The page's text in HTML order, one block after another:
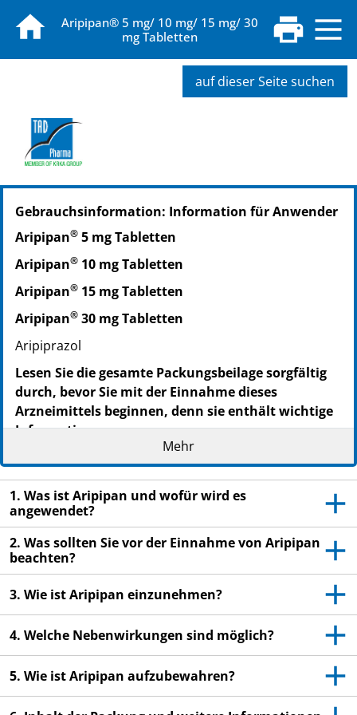
Aripipan® 5 mg/ 10 mg/ 15 mg/ 30
mg Tabletten
auf dieser Seite suchen
PZN: 11685001
PPN: 111168500176
Gebrauchsinformation: Information für Anwender
Aripipan® 5 mg Tabletten
Aripipan® 10 mg Tabletten
Aripipan® 15 mg Tabletten
Aripipan® 30 mg Tabletten
Aripiprazol
Lesen Sie die gesamte Packungsbeilage sorgfältig
durch, bevor Sie mit der Einnahme dieses
Arzneimittels beginnen, denn sie enthält wichtige
Informationen.
Heben Sie die Packungsbeilage auf. Vielleicht
möchten Sie diese später nochmals lesen.
Wenn Sie weitere Fragen haben, wenden Sie sich
an Ihren Arzt oder Apotheker.
Dieses Arzneimittel wurde Ihnen persönlich
verschrieben. Geben Sie es nicht an Dritte weiter.
Es kann anderen Menschen schaden, auch wenn
diese die gleichen Beschwerden haben wie Sie.
Wenn Sie Nebenwirkungen bemerken, wenden Sie
sich an Ihren Arzt oder Apotheker. Dies gilt auch
Packungsbeilage angegeben sind. Siehe Abschnitt
Mehr
1. Was ist Aripipan und wofür wird es
angewendet?
2. Was sollten Sie vor der Einnahme von Aripipan
beachten?
3. Wie ist Aripipan einzunehmen?
4. Welche Nebenwirkungen sind möglich?
5. Wie ist Aripipan aufzubewahren?